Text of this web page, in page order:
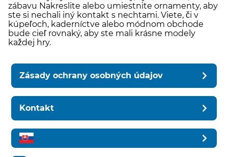
zábavu Nakreslite alebo umiestnite ornamenty, aby
ste si nechali iný kontakt s nechtami. Viete, či v
kúpeľoch, kaderníctve alebo módnom obchode
bude cieľ rovnaký, aby ste mali krásne modely
každej hry.
Zásady ochrany osobných údajov
Kontakt